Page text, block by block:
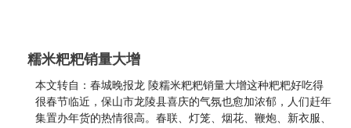
糯米粑粑销量大增
本文转自：春城晚报龙 陵糯米粑粑销量大增这种粑粑好吃得
很春节临近，保山市龙陵县喜庆的气氛也愈加浓郁，人们赶年
集置办年货的热情很高。春联、灯笼、烟花、鞭炮、新衣服、